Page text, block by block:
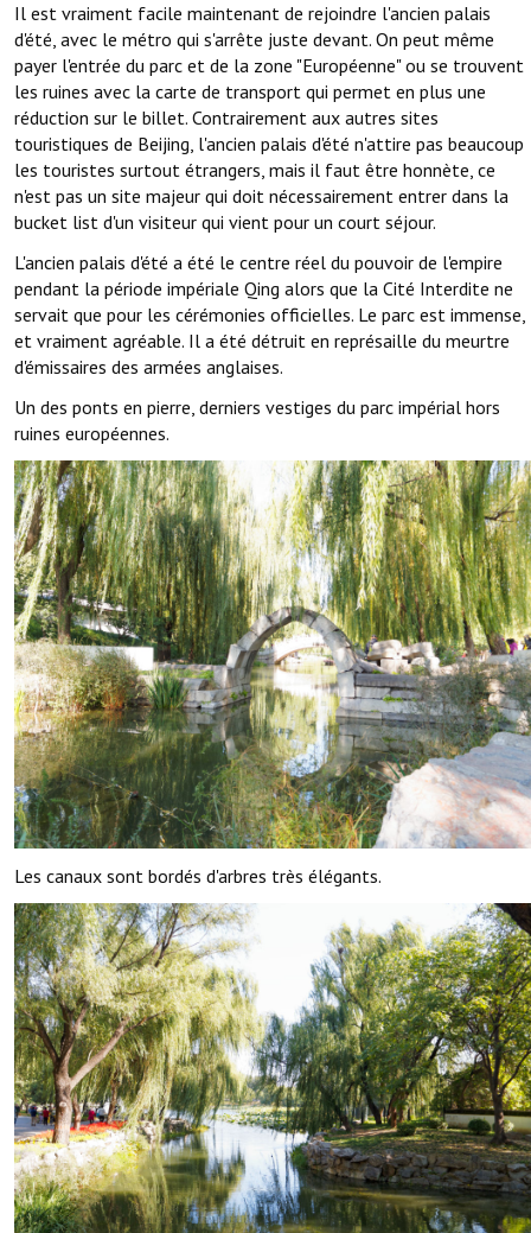
Il est vraiment facile maintenant de rejoindre l'ancien palais
d'été, avec le métro qui s'arrête juste devant. On peut même
payer l'entrée du parc et de la zone "Européenne" ou se trouvent
les ruines avec la carte de transport qui permet en plus une
réduction sur le billet. Contrairement aux autres sites
touristiques de Beijing, l'ancien palais d'été n'attire pas beaucoup
les touristes surtout étrangers, mais il faut être honnète, ce
n'est pas un site majeur qui doit nécessairement entrer dans la
bucket list d'un visiteur qui vient pour un court séjour.
L'ancien palais d'été a été le centre réel du pouvoir de l'empire
pendant la période impériale Qing alors que la Cité Interdite ne
servait que pour les cérémonies officielles. Le parc est immense,
et vraiment agréable. Il a été détruit en représaille du meurtre
d'émissaires des armées anglaises.
Un des ponts en pierre, derniers vestiges du parc impérial hors
ruines européennes.
Les canaux sont bordés d'arbres très élégants.